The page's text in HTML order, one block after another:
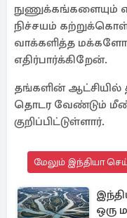
நிச்சயம்
வாக்களித்த
எதிர்பார்க்கிறேன்.
தங்களின் ஆட்சியில்
தொடர வேண்டும்
குறிப்பிட்டுள்ளார்.
மேலும் இந்தியா
ஒரு